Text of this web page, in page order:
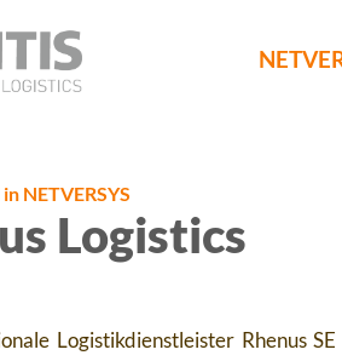
NETVERSYS
Logistics
Logistikdienstleister Rhenus